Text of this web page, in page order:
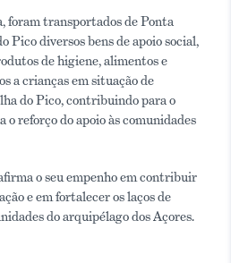
foram transportados de Ponta
Pico diversos bens de apoio social,
de higiene, alimentos e
a crianças em situação de
do Pico, contribuindo para o
o reforço do apoio às comunidades
o seu empenho em contribuir
e em fortalecer os laços de
do arquipélago dos Açores.​